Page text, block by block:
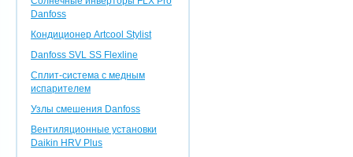
Danfoss
Кондиционер Artcool Stylist
Danfoss SVL SS Flexline
Сплит-система с медным
испарителем
Узлы смешения Danfoss
Вентиляционные установки
Daikin HRV Plus